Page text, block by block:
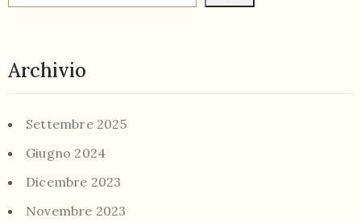
Archivio
Settembre 2025
Giugno 2024
Dicembre 2023
Novembre 2023